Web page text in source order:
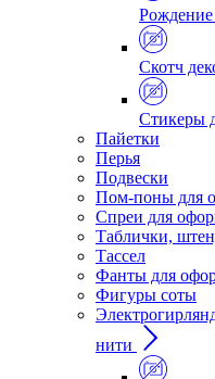
Рождение
Скотч
Стикеры
Пайетки
Перья
Подвески
Пом-поны для
Спреи для
Таблички,
Тассел
Фанты для
Фигуры соты
нити